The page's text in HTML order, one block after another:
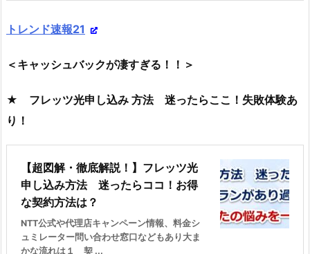
トレンド速報21
＜キャッシュバックが凄すぎる！！＞
★ フレッツ光申し込み 方法 迷ったらここ！失敗体験あ
り！
【超図解・徹底解説！】フレッツ光
申し込み方法 迷ったらココ！お得
な契約方法は？
NTT公式や代理店キャンペーン情報、料金シ
ュミレーター問い合わせ窓口などもあり大ま
かな流れは１ 契 ...